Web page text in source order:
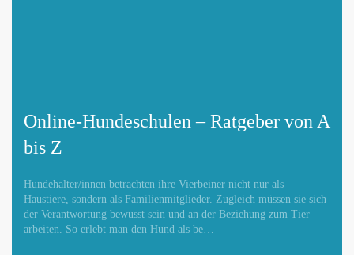
Online-Hundeschulen – Ratgeber von A
bis Z
Hundehalter/innen betrachten ihre Vierbeiner nicht nur als
Haustiere, sondern als Familienmitglieder. Zugleich müssen sie sich
der Verantwortung bewusst sein und an der Beziehung zum Tier
arbeiten. So erlebt man den Hund als be…